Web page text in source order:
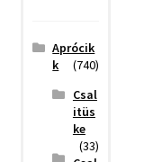
Aprócik
k
(740)
Csal
itüs
ke
(33)